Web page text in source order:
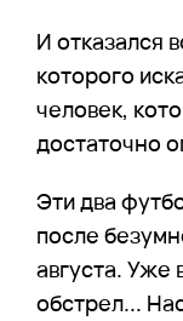
И отказался
которого
человек,
достаточно
Эти два
после
августа. Уже
обстрел...